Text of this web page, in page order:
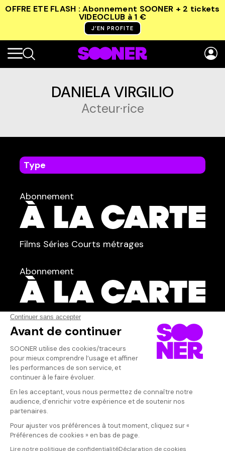
OFFRE ETE FLASH : Abonnement SOONER + 2 tickets
VIDEOCLUB à 1 €
J’EN PROFITE
DANIELA VIRGILIO
Acteur·rice
Type
Abonnement
Films Séries Courts métrages
Abonnement
Acteur·rice
Qui sommes-nous ?
Dispo dans l'abonnement